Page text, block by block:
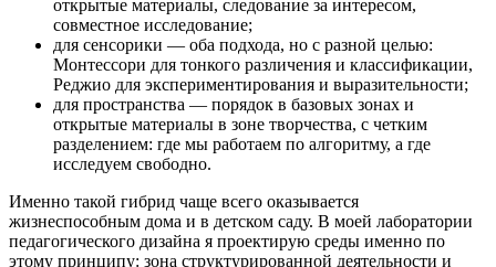
открытые материалы, следование за интересом,
совместное исследование;
для сенсорики — оба подхода, но с разной целью:
Монтессори для тонкого различения и классификации,
Реджио для экспериментирования и выразительности;
для пространства — порядок в базовых зонах и
открытые материалы в зоне творчества, с четким
разделением: где мы работаем по алгоритму, а где
исследуем свободно.
Именно такой гибрид чаще всего оказывается
жизнеспособным дома и в детском саду. В моей лаборатории
педагогического дизайна я проектирую среды именно по
этому принципу: зона структурированной деятельности и